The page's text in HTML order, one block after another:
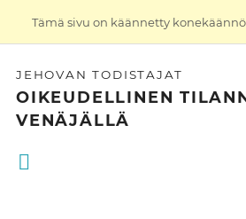
Tämä sivu on käännetty
JEHOVAN TODISTAJAT
OIKEUDELLINEN
VENÄJÄLLÄ